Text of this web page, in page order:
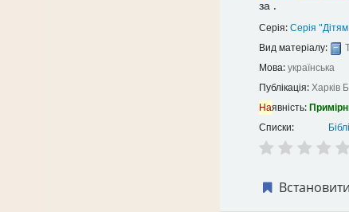
за .
Серія:Серія "Дітям
Вид матеріалу:
Мова:українська
Публікація:Харків
Наявність:
Списки: